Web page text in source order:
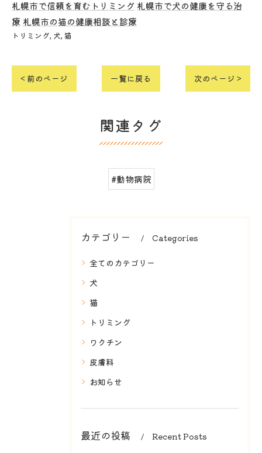
札幌市で信頼を育むトリミング 札幌市で犬の健康を守る治
療 札幌市の猫の健康相談と診療
トリミング 犬 猫
< 前のページ 一覧に戻る 次のページ >
関連タグ
#動物病院
カテゴリー Categories
全てのカテゴリー
犬
猫
トリミング
ワクチン
皮膚科
お知らせ
最近の投稿 Recent Posts